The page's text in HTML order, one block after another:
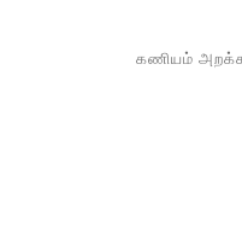
கணியம்